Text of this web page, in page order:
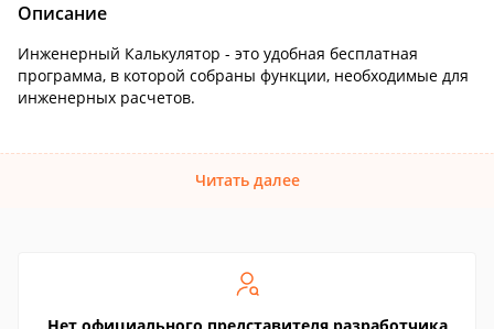
Описание
Инженерный Калькулятор - это удобная бесплатная
программа, в которой собраны функции, необходимые для
инженерных расчетов.
Читать далее